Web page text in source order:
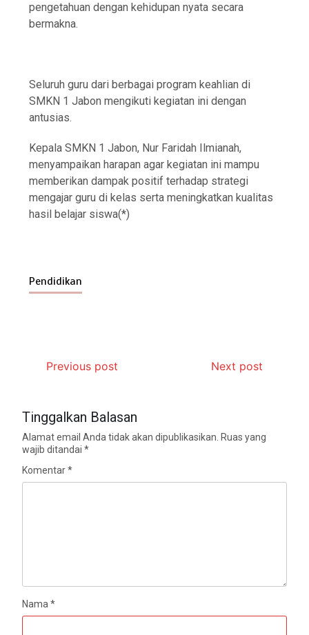
pengetahuan dengan kehidupan nyata secara
bermakna.
Seluruh guru dari berbagai program keahlian di
SMKN 1 Jabon mengikuti kegiatan ini dengan
antusias.
Kepala SMKN 1 Jabon, Nur Faridah Ilmianah,
menyampaikan harapan agar kegiatan ini mampu
memberikan dampak positif terhadap strategi
mengajar guru di kelas serta meningkatkan kualitas
hasil belajar siswa(*)
Pendidikan
Previous post Next post
Tinggalkan Balasan
Alamat email Anda tidak akan dipublikasikan. Ruas yang
wajib ditandai*
Komentar*
Nama*